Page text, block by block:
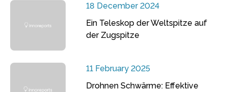
18 December 2024
Ein Teleskop der Weltspitze auf
der Zugspitze
11 February 2025
Drohnen Schwärme: Effektive